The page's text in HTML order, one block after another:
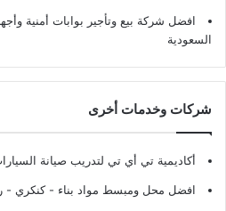
افضل شركة بيع وتأجير بوابات أمنية
السعودية
شركات وخدمات أخرى
أكاديمية تي أي تي لتدريب صيانة
افضل محل ومبسط مواد بناء - كنكري -